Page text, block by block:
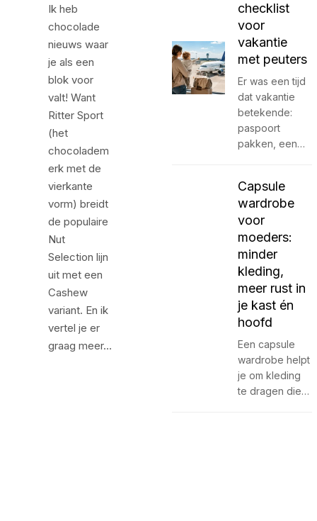
Ik heb
chocolade
nieuws waar
je als een
blok voor
valt! Want
Ritter Sport
(het
chocoladem
erk met de
vierkante
vorm) breidt
de populaire
Nut
Selection lijn
uit met een
Cashew
variant. En ik
vertel je er
graag meer…
checklist
voor
vakantie
met peuters
Er was een tijd
dat vakantie
betekende:
paspoort
pakken, een…
Capsule
wardrobe
voor
moeders:
minder
kleding,
meer rust in
je kast én
hoofd
Een capsule
wardrobe helpt
je om kleding
te dragen die…